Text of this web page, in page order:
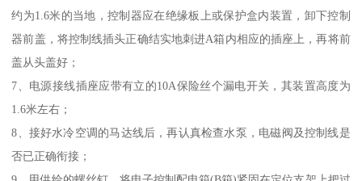
约为1.6米的当地，控制器应在绝缘板上或保护盒内装置，卸下控制
器前盖，将控制线插头正确结实地刺进A箱内相应的插座上，再将前
盖从头盖好；
7、电源接线插座应带有立的10A保险丝个漏电开关，其装置高度为
1.6米左右；
8、接好水冷空调的马达线后，再认真检查水泵，电磁阀及控制线是
否已正确衔接；